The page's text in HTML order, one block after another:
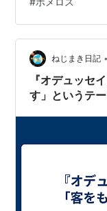
ねじまき日記 •
『オデュッセ
す」というテ